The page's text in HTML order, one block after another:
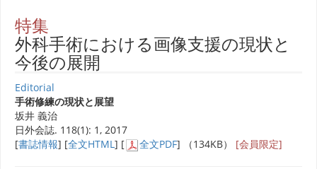
特集
外科手術における画像支援の現状と
今後の展開
Editorial
手術修練の現状と展望
坂井 義治
日外会誌. 118(1): 1, 2017
[書誌情報] [全文HTML] [ 全文PDF] （134KB） [会員限定]